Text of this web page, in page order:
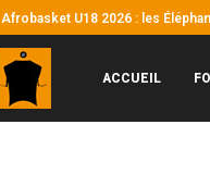
Afrobasket U18 2026 : les
Supercoupe FHB : l’ASEC frappe
Coupes Africaines : Les 4
Éléphants / Hervé Renard : « Je
Mercato : Yann Diomandé, pour
Afrobasket U18 2026 : Les
UFOA-B : les Éléphanteaux
Supercoupe Félix Houphouët-
ACCUEIL